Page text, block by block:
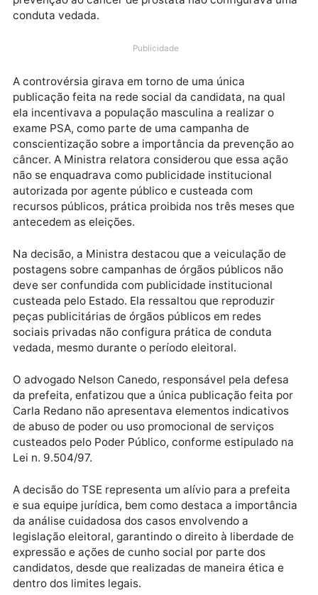
pena de multa no valor de R$10.000,00, imposta
na interpretação de que a postagem feita pela
prevenção ao câncer de próstata não configurava
conduta vedada.
Publicidade
A controvérsia girava em torno de uma única
publicação feita na rede social da candidata, na qual
ela incentivava a população masculina a realizar o
exame PSA, como parte de uma campanha de
conscientização sobre a importância da prevenção
câncer. A Ministra relatora considerou que essa
não se enquadrava como publicidade institucional
autorizada por agente público e custeada com
recursos públicos, prática proibida nos três meses
antecedem as eleições.
Na decisão, a Ministra destacou que a veiculação de
postagens sobre campanhas de órgãos públicos não
deve ser confundida com publicidade institucional
custeada pelo Estado. Ela ressaltou que reproduzir
peças publicitárias de órgãos públicos em redes
sociais privadas não configura prática de conduta
O advogado Nelson Canedo, responsável pela
da prefeita, enfatizou que a única publicação feita
Carla Redano não apresentava elementos
de abuso de poder ou uso promocional de serviços
custeados pelo Poder Público, conforme estipulado